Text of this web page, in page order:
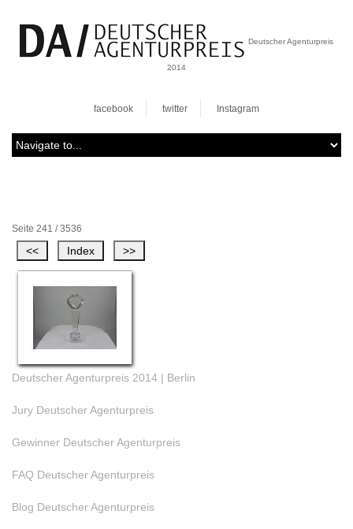
Deutscher Agenturpreis
2014
facebook twitter Instagram
Seite 241 / 3536
Deutscher Agenturpreis 2014 | Berlin
Jury Deutscher Agenturpreis
Gewinner Deutscher Agenturpreis
FAQ Deutscher Agenturpreis
Blog Deutscher Agenturpreis